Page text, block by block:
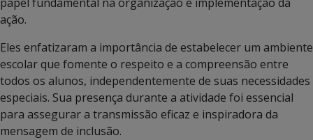
papel fundamental na organização e implementação da
ação.
Eles enfatizaram a importância de estabelecer um ambiente
escolar que fomente o respeito e a compreensão entre
todos os alunos, independentemente de suas necessidades
especiais. Sua presença durante a atividade foi essencial
para assegurar a transmissão eficaz e inspiradora da
mensagem de inclusão.